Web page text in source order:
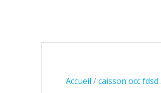
Accueil /caisson occ fdsd